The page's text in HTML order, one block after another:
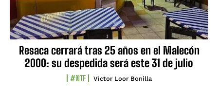
Resaca cerrará tras 25 años en el Malecón
2000: su despedida será este 31 de julio
#NTF Víctor Loor Bonilla